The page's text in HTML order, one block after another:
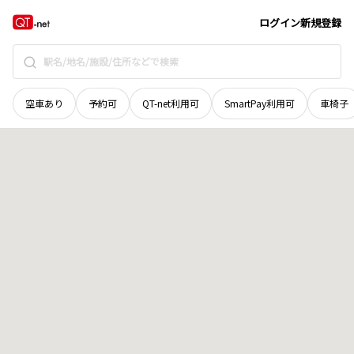
ログイン新規登録
空車あり 予約可 QT-net利用可 SmartPay利用可 車椅子
宮城県